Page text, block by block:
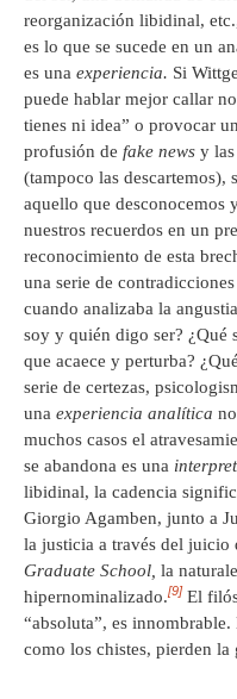
reorganización libidinal,
es lo que se sucede en un
es una experiencia. Si
puede hablar mejor callar
tienes ni idea” o provocar
profusión de fake news y
(tampoco las
aquello que desconocemos
nuestros recuerdos en un
reconocimiento de esta
una serie de
cuando analizaba la
soy y quién digo ser? ¿Qué
que acaece y perturba?
serie de certezas,
una experiencia analítica
muchos casos el
se abandona es una
libidinal, la cadencia
Giorgio Agamben, junto a
la justicia a través del juicio
Graduate School, la
hipernominalizado.[9] El
“absoluta”, es
como los chistes, pierden la